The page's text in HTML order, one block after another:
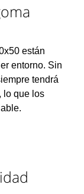
están
entorno. Sin
tendrá
lo que los